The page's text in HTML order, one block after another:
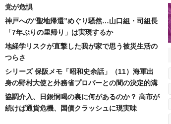
党が危惧
神戸への“聖地帰還”めぐり騒然…山口組・司組長
「7年ぶりの里帰り」は実現するか
地経学リスクが直撃した我が家で思う被災生活の
つらさ
シリーズ 保阪メモ「昭和史余話」（11）海軍出
身の野村大使と外務省プロパーとの間の決定的溝
協調介入、日銀恫喝の裏に何があるのか？ 高市が
続けば通貨危機、国債クラッシュに現実味